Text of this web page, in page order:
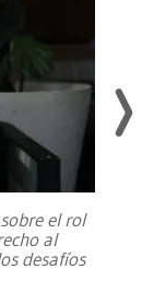
el rol
al
desafíos